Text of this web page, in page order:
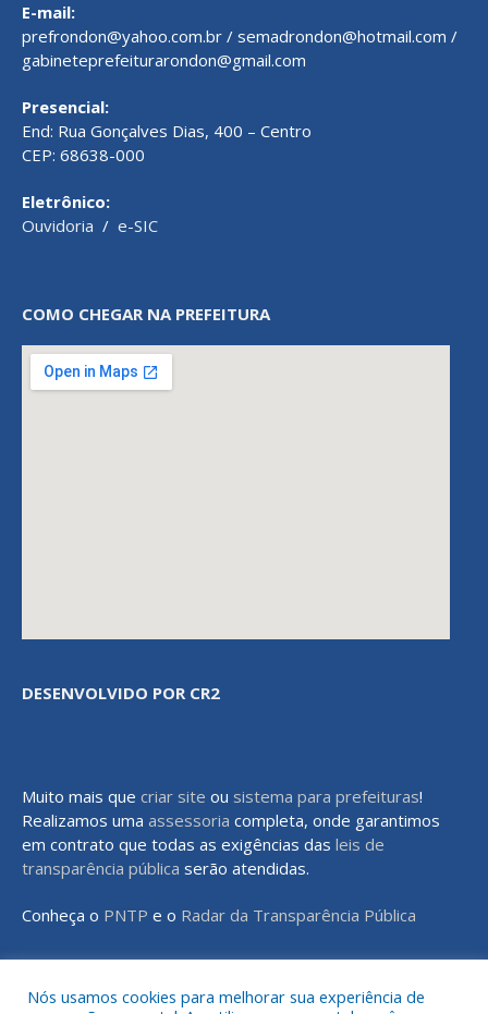
E-mail:
prefrondon@yahoo.com.br / semadrondon@hotmail.com /
gabineteprefeiturarondon@gmail.com
Presencial:
End: Rua Gonçalves Dias, 400 – Centro
CEP: 68638-000
Eletrônico:
Ouvidoria / e-SIC
COMO CHEGAR NA PREFEITURA
DESENVOLVIDO POR CR2
Muito mais que criar site ou sistema para prefeituras!
Realizamos uma assessoria completa, onde garantimos
em contrato que todas as exigências das leis de
transparência pública serão atendidas.
Conheça o PNTP e o Radar da Transparência Pública
Nós usamos cookies para melhorar sua experiência de